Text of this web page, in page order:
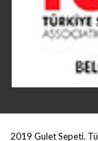
2019 Gulet Sepeti.